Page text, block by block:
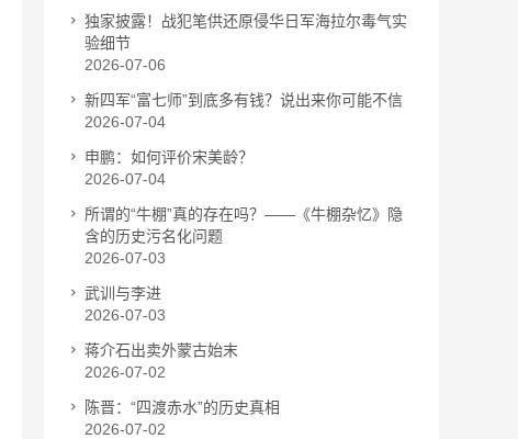
独家披露！战犯笔供还原侵华日军海拉尔毒气实
验细节
2026-07-06
新四军“富七师”到底多有钱？说出来你可能不信
2026-07-04
申鹏：如何评价宋美龄？
2026-07-04
所谓的“牛棚”真的存在吗？——《牛棚杂忆》隐
含的历史污名化问题
2026-07-03
武训与李进
2026-07-03
蒋介石出卖外蒙古始末
2026-07-02
陈晋：“四渡赤水”的历史真相
2026-07-02